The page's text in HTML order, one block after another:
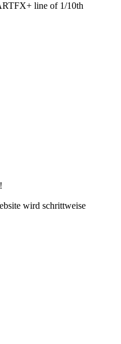
line of 1/10th
wird schrittweise